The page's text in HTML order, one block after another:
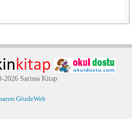
2026 Sarissa Kitap
GözdeWeb